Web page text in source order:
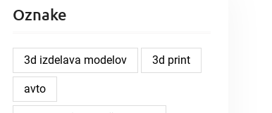
Oznake
3d izdelava modelov 3d print
avto